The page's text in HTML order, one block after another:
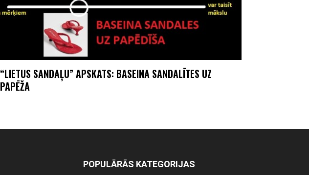
“LIETUS SANDAĻU” APSKATS: BASEINA SANDALĪTES UZ
PAPĒŽA
POPULĀRĀS KATEGORIJAS